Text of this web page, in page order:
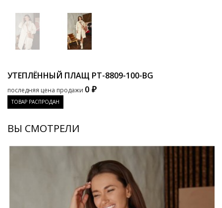
УТЕПЛЁННЫЙ ПЛАЩ PT-8809-100-BG
последняя цена продажи 0 ₽
ТОВАР РАСПРОДАН
ВЫ СМОТРЕЛИ